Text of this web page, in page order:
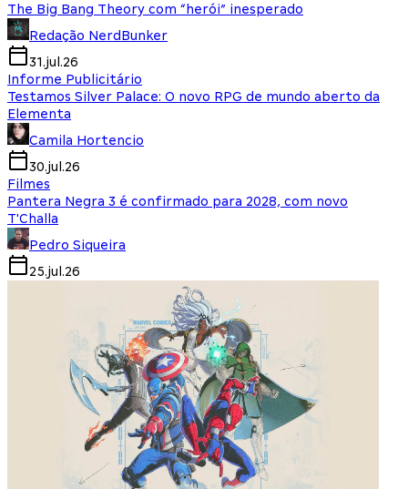
The Big Bang Theory com “herói” inesperado
Redação NerdBunker
31.jul.26
Informe Publicitário
Testamos Silver Palace: O novo RPG de mundo aberto da
Elementa
Camila Hortencio
30.jul.26
Filmes
Pantera Negra 3 é confirmado para 2028, com novo
T'Challa
Pedro Siqueira
25.jul.26